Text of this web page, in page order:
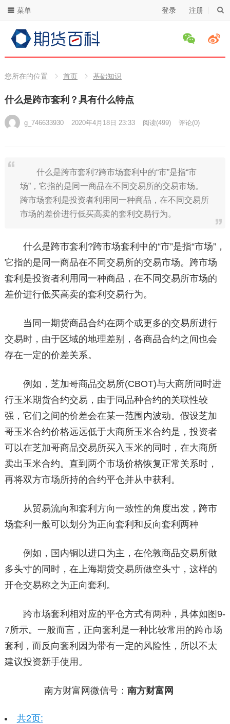
登录 注册
菜单
您所在的位置 首页 基础知识
什么是跨市套利？具有什么特点
g_746633930 2020年4月18日 23:33 阅读(499) 评论(0)
什么是跨市套利?跨市场套利中的“市”是指“市
场”，它指的是同一商品在不同交易所的交易市场。
跨市场套利是投资者利用同一种商品，在不同交易所
市场的差价进行低买高卖的套利交易行为。
什么是跨市套利?跨市场套利中的“市”是指“市场”，
它指的是同一商品在不同交易所的交易市场。跨市场
套利是投资者利用同一种商品，在不同交易所市场的
差价进行低买高卖的套利交易行为。
当同一期货商品合约在两个或更多的交易所进行
交易时，由于区域的地理差别，各商品合约之间也会
存在一定的价差关系。
例如，芝加哥商品交易所(CBOT)与大商所同时进
行玉米期货合约交易，由于同品种合约的关联性较
强，它们之间的价差会在某一范围内波动。假设芝加
哥玉米合约价格远远低于大商所玉米合约是，投资者
可以在芝加哥商品交易所买入玉米的同时，在大商所
卖出玉米合约。直到两个市场价格恢复正常关系时，
再将双方市场所持的合约平仓并从中获利。
从贸易流向和套利方向一致性的角度出发，跨市
场套利一般可以划分为正向套利和反向套利两种
例如，国内铜以进口为主，在伦敦商品交易所做
多头寸的同时，在上海期货交易所做空头寸，这样的
开仓交易称之为正向套利。
跨市场套利相对应的平仓方式有两种，具体如图9-
7所示。一般而言，正向套利是一种比较常用的跨市场
套利，而反向套利因为带有一定的风险性，所以不太
建议投资新手使用。
南方财富网微信号： 南方财富网
共2页: